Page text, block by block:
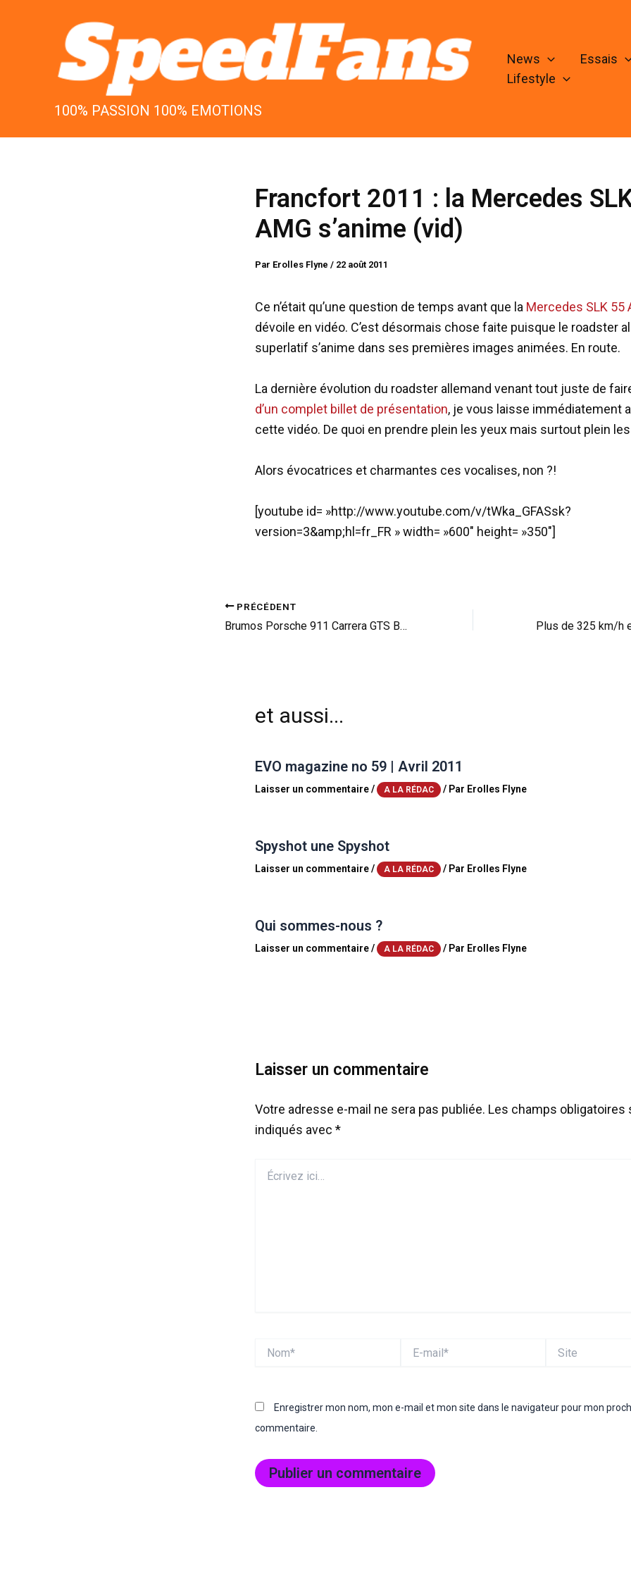
100% PASSION 100% EMOTIONS
News
Essais
Lifestyle
Francfort 2011 : la Mercedes
AMG s’anime (vid)
Par Erolles Flyne / 22 août 2011
Ce n’était qu’une question de temps avant que la Mercedes SLK 55
dévoile en vidéo. C’est désormais chose faite puisque le roadster
superlatif s’anime dans ses premières images animées. En route.
La dernière évolution du roadster allemand venant tout juste de
d’un complet billet de présentation, je vous laisse immédiatement
cette vidéo. De quoi en prendre plein les yeux mais surtout plein
Alors évocatrices et charmantes ces vocalises, non ?!
[youtube id= »http://www.youtube.com/v/tWka_GFASsk?
version=3&amp;hl=fr_FR » width= »600″ height= »350″]
PRÉCÉDENT
Brumos Porsche 911 Carrera GTS B59 : coup de 5
et aussi...
EVO magazine no 59 | Avril 2011
Laisser un commentaire/ A LA RÉDAC / Par Erolles Flyne
Spyshot une Spyshot
Laisser un commentaire/ A LA RÉDAC / Par Erolles Flyne
Qui sommes-nous ?
Laisser un commentaire/ A LA RÉDAC / Par Erolles Flyne
Laisser un commentaire
Votre adresse e-mail ne sera pas publiée. Les champs obligatoires
indiqués avec *
ici…
mail*
Enregistrer mon nom, mon e-mail et mon site dans le navigateur pour mon
commentaire.